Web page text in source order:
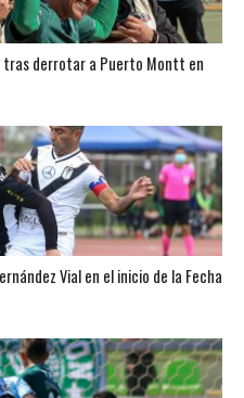
tras derrotar a Puerto Montt en
Vial en el inicio de la Fecha